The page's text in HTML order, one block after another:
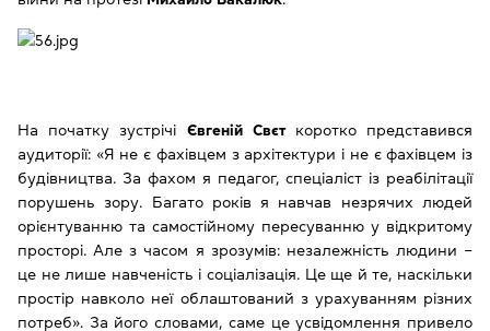
На початку зустрічі Євгеній Свєткоротко представився
аудиторії: «Я не є фахівцем з архітектури і не є фахівцем із
будівництва. За фахом я педагог, спеціаліст із реабілітації
порушень зору. Багато років я навчав незрячих людей
орієнтуванню та самостійному пересуванню у відкритому
просторі. Але з часом я зрозумів: незалежність людини ‒
це не лише навченість і соціалізація. Це ще й те, наскільки
простір навколо неї облаштований з урахуванням різних
потреб». За його словами, саме це усвідомлення привело